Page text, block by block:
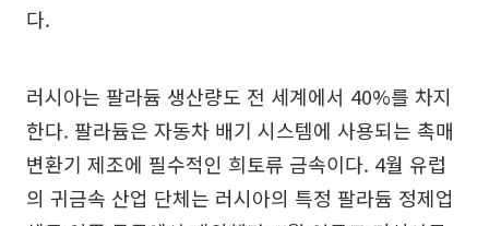
다.
러시아는 팔라듐 생산량도 전 세계에서 40%를 차지
한다. 팔라듐은 자동차 배기 시스템에 사용되는 촉매
변환기 제조에 필수적인 희토류 금속이다. 4월 유럽
의 귀금속 산업 단체는 러시아의 특정 팔라듐 정제업